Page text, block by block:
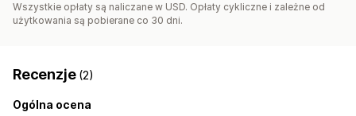
Wszystkie opłaty są naliczane w USD. Opłaty cykliczne i zależne od
użytkowania są pobierane co 30 dni.
Recenzje (2)
Ogólna ocena